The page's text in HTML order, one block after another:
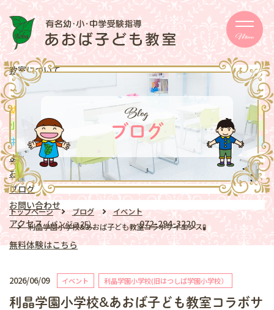
Menu
教室について
メッセージ 取り組み
幼児
school
小学生クラス
school中学生クラス
よくある質問
お知らせ
ブログ
お問い合わせ
アクセス（パンジョ2F）
072-294-3220
無料体験はこちら
Blog
ブログ
トップページ ブログ
イベント
利晶学園小学校&あおば子ども教室コラボサイエンス🧪
2026/06/09 イベント 利晶学園小学校(旧はつしば学園小学校）
利晶学園小学校&あおば子ども教室コラボサ